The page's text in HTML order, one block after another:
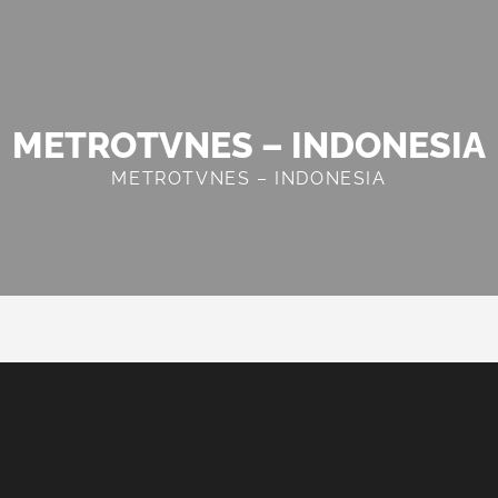
METROTVNES – INDONESIA
METROTVNES – INDONESIA